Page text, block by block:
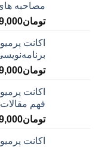
مصاحبه
تومان
تومان
فهم
تومان